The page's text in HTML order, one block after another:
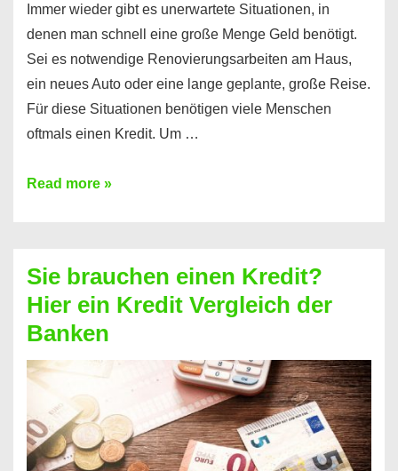
Immer wieder gibt es unerwartete Situationen, in
denen man schnell eine große Menge Geld benötigt.
Sei es notwendige Renovierungsarbeiten am Haus,
ein neues Auto oder eine lange geplante, große Reise.
Für diese Situationen benötigen viele Menschen
oftmals einen Kredit. Um …
Brauchen
Summe
Geld?
Hier
einen
10000
Euro
Kredit
finden
Read more »
Sie brauchen einen Kredit?
Hier ein Kredit Vergleich der
Banken